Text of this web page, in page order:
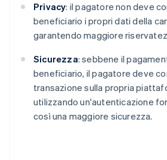
Privacy: il pagatore non deve
beneficiario i propri dati della
garantendo maggiore
Sicurezza: sebbene il
beneficiario, il pagatore deve
transazione sulla propria
utilizzando un'autenticazione
così una maggiore sicurezza.